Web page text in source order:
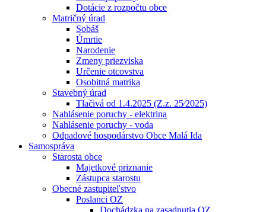
Dotácie z rozpočtu obce
Matričný úrad
Sobáš
Úmrtie
Narodenie
Zmeny priezviska
Určenie otcovstva
Osobitná matrika
Stavebný úrad
Tlačivá od 1.4.2025 (Z.z. 25⁄2025)
Nahlásenie poruchy - elektrina
Nahlásenie poruchy - voda
Odpadové hospodárstvo Obce Malá Ida
Samospráva
Starosta obce
Majetkové priznanie
Zástupca starostu
Obecné zastupiteľstvo
Poslanci OZ
Dochádzka na zasadnutia OZ